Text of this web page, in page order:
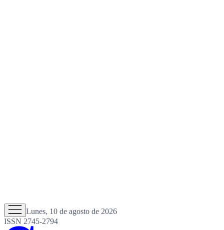
Lunes, 10 de agosto de 2026
ISSN 2745-2794